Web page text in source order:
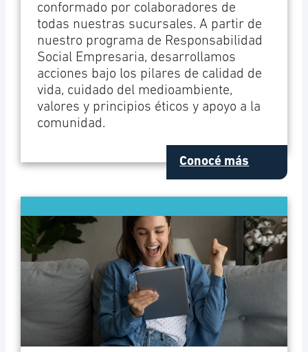
conformado por colaboradores de
todas nuestras sucursales. A partir de
nuestro programa de Responsabilidad
Social Empresaria, desarrollamos
acciones bajo los pilares de calidad de
vida, cuidado del medioambiente,
valores y principios éticos y apoyo a la
comunidad.
Conocé más